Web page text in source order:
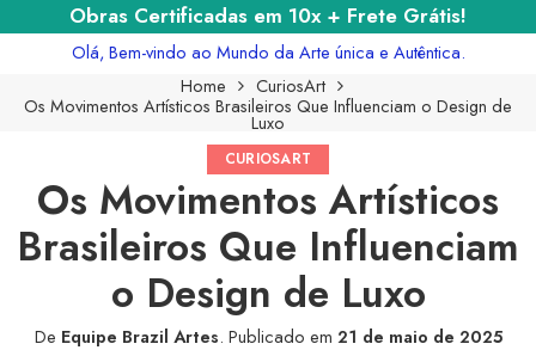
Obras Certificadas em 10x + Frete Grátis!
Olá, Bem-vindo ao Mundo da Arte única e Autêntica.
Home
CuriosArt
Os Movimentos Artísticos Brasileiros Que Influenciam o Design de
Luxo
CURIOSART
Os Movimentos Artísticos
Brasileiros Que Influenciam
o Design de Luxo
De Equipe Brazil Artes. Publicado em 21 de maio de 2025